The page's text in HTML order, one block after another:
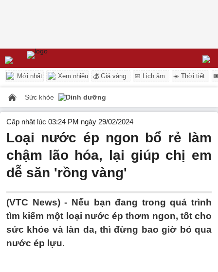
Mới nhất Xem nhiều 💰 Giá vàng 📅 Lịch âm ☀️ Thời tiết
Sức khỏe Dinh dưỡng
Cập nhật lúc 03:24 PM ngày 29/02/2024
Loại nước ép ngon bổ rẻ làm
chậm lão hóa, lại giúp chị em
dễ săn 'rồng vàng'
(VTC News) - Nếu bạn đang trong quá trình
tìm kiếm một loại nước ép thơm ngon, tốt cho
sức khỏe và làn da, thì đừng bao giờ bỏ qua
nước ép lựu.